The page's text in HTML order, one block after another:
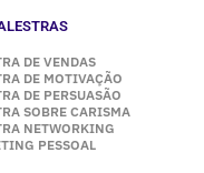
DE VENDAS
DE MOTIVAÇÃO
DE PERSUASÃO
SOBRE CARISMA
NETWORKING
PESSOAL